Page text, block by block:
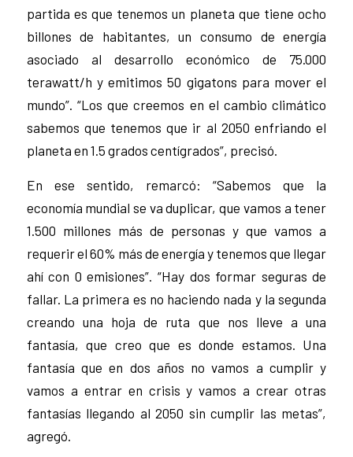
partida es que tenemos un planeta que tiene ocho
billones de habitantes, un consumo de energía
asociado al desarrollo económico de 75.000
terawatt/h y emitimos 50 gigatons para mover el
mundo”. “Los que creemos en el cambio climático
sabemos que tenemos que ir al 2050 enfriando el
planeta en 1.5 grados centígrados”, precisó.
En ese sentido, remarcó: “Sabemos que la
economía mundial se va duplicar, que vamos a tener
1.500 millones más de personas y que vamos a
requerir el 60% más de energía y tenemos que llegar
ahí con 0 emisiones”. “Hay dos formar seguras de
fallar. La primera es no haciendo nada y la segunda
creando una hoja de ruta que nos lleve a una
fantasía, que creo que es donde estamos. Una
fantasía que en dos años no vamos a cumplir y
vamos a entrar en crisis y vamos a crear otras
fantasías llegando al 2050 sin cumplir las metas”,
agregó.